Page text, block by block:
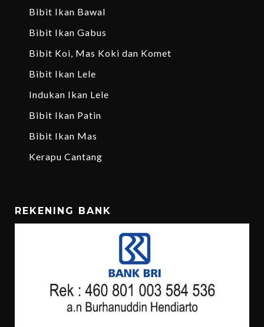
Bibit Ikan Bawal
Bibit Ikan Gabus
Bibit Koi, Mas Koki dan Komet
Bibit Ikan Lele
Indukan Ikan Lele
Bibit Ikan Patin
Bibit Ikan Mas
Kerapu Cantang
REKENING BANK